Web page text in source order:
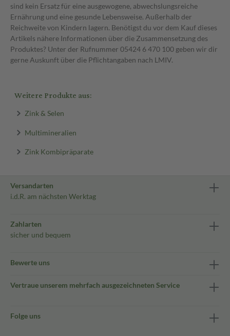
sind kein Ersatz für eine ausgewogene, abwechslungsreiche
Ernährung und eine gesunde Lebensweise. Außerhalb der
Reichweite von Kindern lagern. Benötigst du vor dem Kauf dieses
Artikels nähere Informationen über die Zusammensetzung des
Produktes? Unter der Rufnummer 05424 6 470 100 geben wir dir
gerne Auskunft über die Pflichtangaben nach LMIV.
Weitere Produkte aus:
Zink & Selen
Multimineralien
Zink Kombipräparate
Versandarten
i.d.R. am nächsten Werktag
Zahlarten
sicher und bequem
Bewerte uns
Vertraue unserem mehrfach ausgezeichneten Service
Folge uns